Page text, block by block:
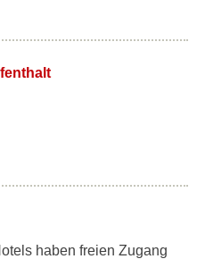
haben freien Zugang